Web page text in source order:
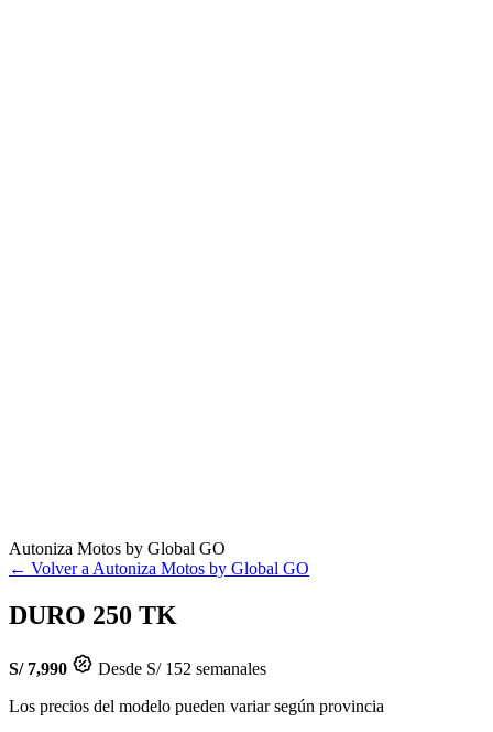
Autoniza Motos by Global GO
← Volver a Autoniza Motos by Global GO
DURO 250 TK
S/ 7,990
Desde S/ 152 semanales
Los precios del modelo pueden variar según provincia